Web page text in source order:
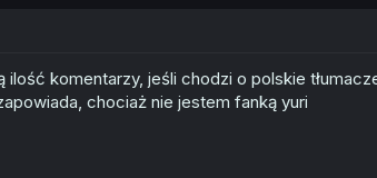
ilość komentarzy, jeśli chodzi o polskie
chociaż nie jestem fanką yuri